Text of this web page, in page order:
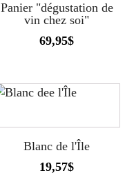
Panier "dégustation de
vin chez soi"
69,95$
Blanc de l'Île
19,57$